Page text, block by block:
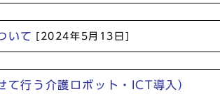
いて [2024年5月13日]
行う介護ロボット・ICT導入）